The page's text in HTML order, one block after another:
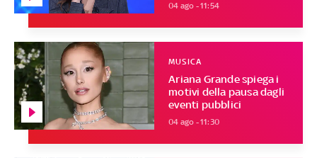
04 ago - 11:54
Ariana Grande spiega i
motivi della pausa dagli
eventi pubblici
MUSICA
04 ago - 11:30